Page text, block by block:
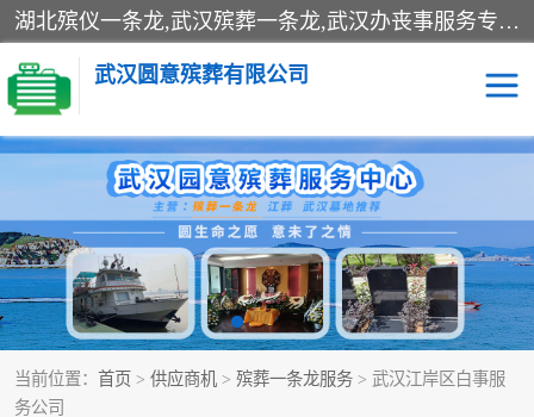
湖北殡仪一条龙,武汉殡葬一条龙,武汉办丧事服务专理红白佛事、病人临终关怀、医院或家中老人去世穿寿衣、灵车遗体接运、殡仪馆告别厅预约、办理火葬场手续、民俗丧事策划、遗体告别仪式、民俗礼仪服务、殡葬礼仪策划、陵园墓位导购、寺庙塔位择吉、往生功德策划、民俗功德策划、异地殡葬礼仪服务、异地骨灰接送返乡
武汉圆意殡葬有限公司
当前位置： 首页 > 供应商机 > 殡葬一条龙服务 > 武汉江岸区白事服
务公司
殡葬一条龙服务 江葬一条龙服务
武汉锦辉天堂文化园 仙鹤湖湿地公园
长乐园陵园 万福净土陵园
武汉市阳逻九龙宫陵园 石门峰人文纪念园